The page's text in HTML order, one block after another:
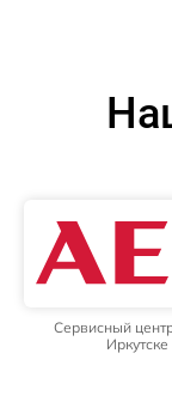
Сервисный
Иркутске